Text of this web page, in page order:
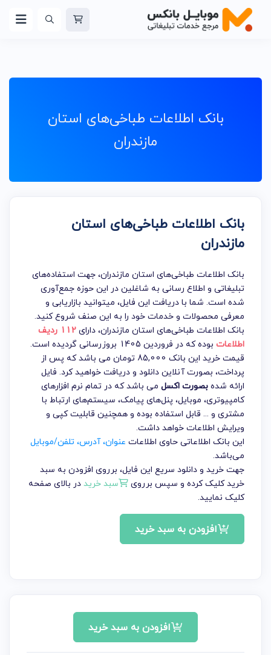
بانک اطلاعات طباخی‌های استان
مازندران
بانک اطلاعات طباخی‌های استان
مازندران
بانک اطلاعات طباخی‌های استان مازندران، جهت استفاده‌های
تبلیغاتی و اطلاع رسانی به شاغلین در این حوزه جمع‌آوری
شده است. شما با دریافت این فایل، میتوانید بازاریابی و
معرفی محصولات و خدمات خود را به این صنف شروع کنید.
بانک اطلاعات طباخی‌های استان مازندران، دارای
112 ردیف
اطلاعات بوده که در فروردین 1405 بروزرسانی گردیده است.
قیمت خرید این بانک 85,000 تومان می باشد که پس از
پرداخت، بصورت آنلاین دانلود و دریافت خواهید کرد. فایل
ارائه شدهبصورت اکسل می باشد که در تمام نرم افزارهای
کامپیوتری، موبایل، پنل‌های پیامک، سیستم‌های ارتباط با
مشتری و ... قابل استفاده بوده و همچنین قابلیت کپی و
ویرایش اطلاعات خواهد داشت.
این بانک اطلاعاتی حاوی اطلاعات عنوان، آدرس، تلفن/موبایل
می‌باشد.
جهت خرید و دانلود سریع این فایل، برروی افزودن به سبد
خرید کلیک کرده و سپس برروی
سبد خریددر بالای صفحه
کلیک نمایید.
افزودن به سبد خرید
افزودن به سبد خرید